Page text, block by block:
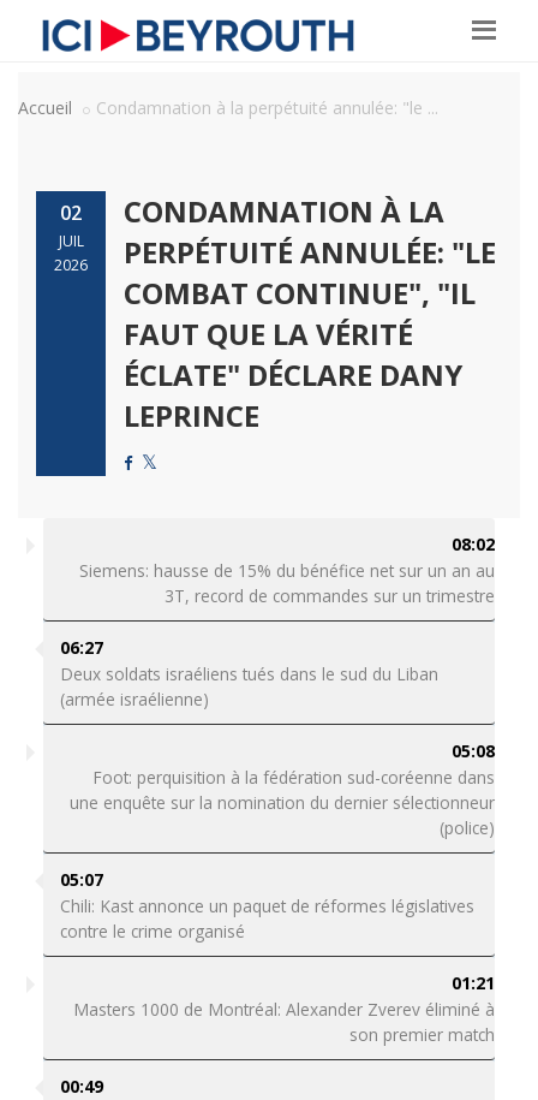
Accueil Condamnation à la perpétuité annulée: "le ...
02
JUIL
2026
CONDAMNATION À LA
PERPÉTUITÉ ANNULÉE: "LE
COMBAT CONTINUE", "IL
FAUT QUE LA VÉRITÉ
ÉCLATE" DÉCLARE DANY
LEPRINCE
08:02
Siemens: hausse de 15% du bénéfice net sur un an au
3T, record de commandes sur un trimestre
06:27
Deux soldats israéliens tués dans le sud du Liban
(armée israélienne)
05:08
Foot: perquisition à la fédération sud-coréenne dans
une enquête sur la nomination du dernier sélectionneur
(police)
05:07
Chili: Kast annonce un paquet de réformes législatives
contre le crime organisé
01:21
Masters 1000 de Montréal: Alexander Zverev éliminé à
son premier match
00:49